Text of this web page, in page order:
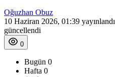
Oğuzhan Obuz
10 Haziran 2026, 01:39 yayınlandı
güncellendi
0
Bugün 0
Hafta 0